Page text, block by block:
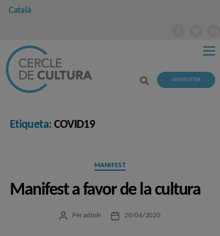
Català
NEWSLETTER
Etiqueta: COVID19
Categories
MANIFEST
Manifest a favor de la cultura
Autor
Per admin
Data20/04/2020